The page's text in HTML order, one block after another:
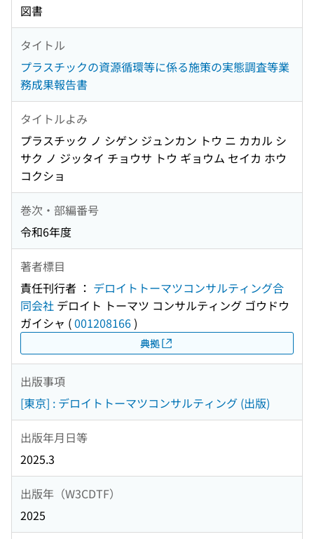
図書
タイトル
プラスチックの資源循環等に係る施策の実態調査等業
務成果報告書
タイトルよみ
プラスチック ノ シゲン ジュンカン トウ ニ カカル シ
サク ノ ジッタイ チョウサ トウ ギョウム セイカ ホウ
コクショ
巻次・部編番号
令和6年度
著者標目
責任刊行者 ： デロイトトーマツコンサルティング合
同会社 デロイト トーマツ コンサルティング ゴウドウ
ガイシャ (001208166)
典拠
出版事項
[東京] : デロイトトーマツコンサルティング (出版)
出版年月日等
2025.3
出版年（W3CDTF）
2025